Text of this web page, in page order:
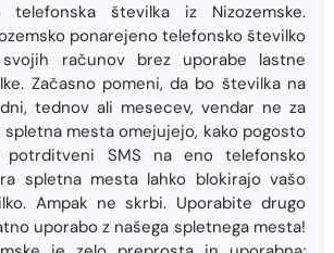
številka iz Nizozemske.
ponarejeno telefonsko številko
računov brez uporabe lastne
Začasno pomeni, da bo številka na
tednov ali mesecev, vendar ne za
spletna mesta omejujejo, kako pogosto
potrditveni SMS na eno telefonsko
spletna mesta lahko blokirajo vašo
Ampak ne skrbi. Uporabite drugo
uporabo z našega spletnega mesta!